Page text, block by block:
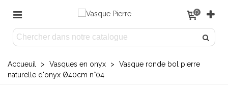
0
Accueuil > Vasques en onyx >
Vasque ronde bol pierre
naturelle d'onyx Ø40cm n°04